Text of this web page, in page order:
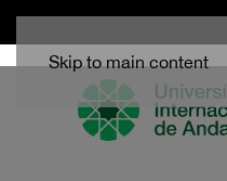
Skip to main content